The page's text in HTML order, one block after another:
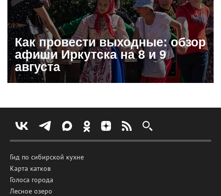
Как провести выходные: обзор
афиши Иркутска на 8 и 9
августа
Гид по сибирской кухне
Карта катков
Голоса города
Лесное озеро